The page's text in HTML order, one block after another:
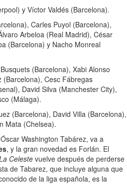
y Víctor Valdés (Barcelona).
Carles Puyol (Barcelona),
Arbeloa (Real Madrid), César
(Barcelona) y Nacho Monreal
(Barcelona), Xabi Alonso
(Barcelona), Cesc Fábregas
David Silva (Manchester City),
(Málaga).
(Barcelona), David Villa (Barcelona),
Mata (Chelsea).
Washington Tabárez, va a
, y la gran novedad es Forlán. El
Celestevuelve después de perderse
de Tabarez, que incluye alguna que
de la liga española, es la